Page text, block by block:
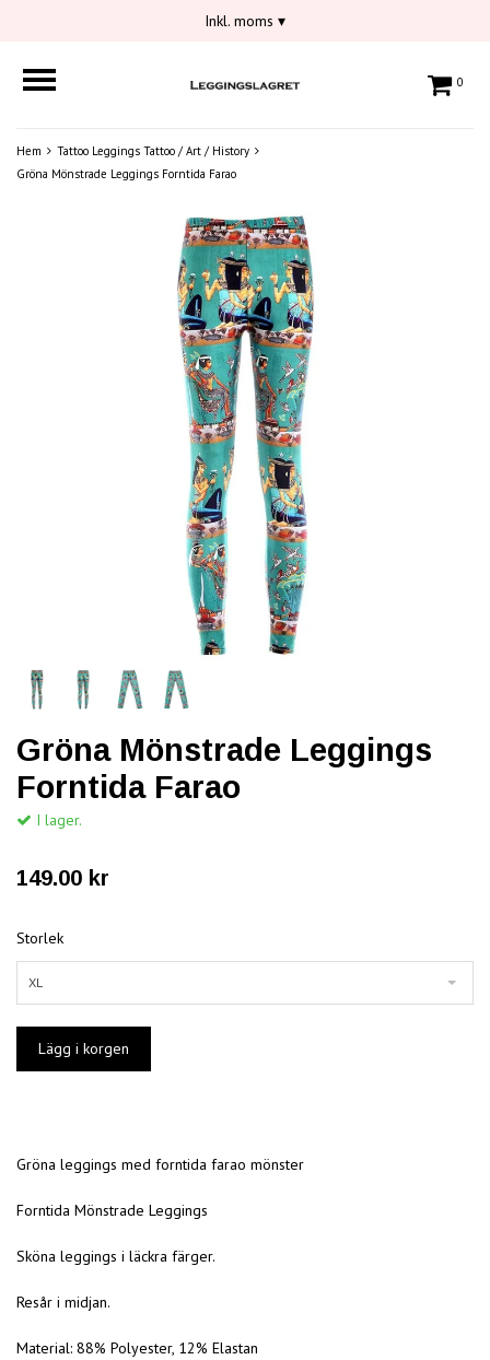
Inkl. moms ▾
0
Hem
Tattoo Leggings Tattoo / Art / History
Gröna Mönstrade Leggings Forntida Farao
Gröna Mönstrade Leggings
Forntida Farao
I lager.
149.00 kr
Storlek
XL
Gröna leggings med forntida farao mönster
Forntida Mönstrade Leggings
Sköna leggings i läckra färger.
Resår i midjan.
Material: 88% Polyester, 12% Elastan